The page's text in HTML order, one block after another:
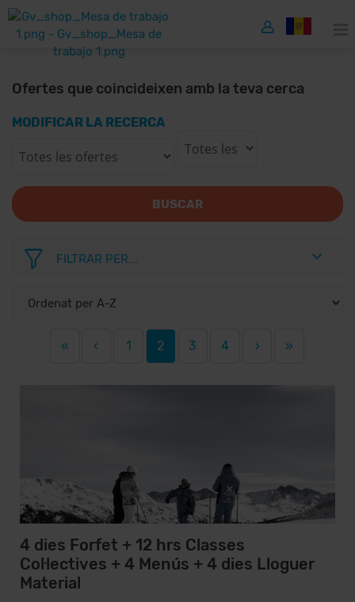
Ofertes que coincideixen amb la teva cerca
MODIFICAR LA RECERCA
BUSCAR
FILTRAR PER...
« ‹ 1 2 3 4 › »
4 dies Forfet + 12 hrs Classes
Col·lectives + 4 Menús + 4 dies Lloguer
Material